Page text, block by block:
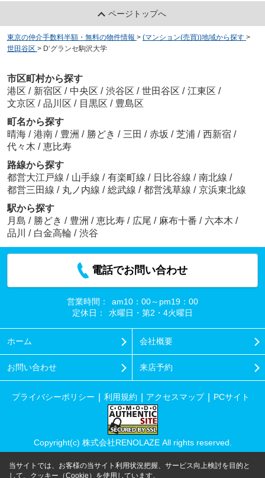
ページトップへ
東京の仲介手数料半額・無料の物件情報 > (マンション(売買))地域から探す >
世田谷区 > D‘グランセ駒沢大学
市区町村から探す
港区 / 新宿区 / 中央区 / 渋谷区 / 世田谷区 / 江東区 /
文京区 / 品川区 / 目黒区 / 豊島区
町名から探す
晴海 / 港南 / 豊洲 / 勝どき / 三田 / 赤坂 / 芝浦 / 西新宿 /
代々木 / 恵比寿
路線から探す
都営大江戸線 / 山手線 / 有楽町線 / 日比谷線 / 南北線 /
都営三田線 / 丸ノ内線 / 総武線 / 都営浅草線 / 京浜東北線
駅から探す
月島 / 勝どき / 豊洲 / 恵比寿 / 広尾 / 麻布十番 / 六本木 /
品川
/ 白金高輪 / 渋谷
電話でお問い合わせ
営業時間：
am10：00～pm19：00
定休日：
水曜日・第2・4火曜日
ホーム 会社概要
お問い合わせ 来店予約
プライバシーポリシー 利用規約 アクセスマップ PCサイト
Copyright(c) 株式会社RENOLAZE All rights reserved.
当サイトでは、お客様の当サイト利用状況把握、サービス向上検討を目的と
して、クッキー（Cookie）を使用しています。